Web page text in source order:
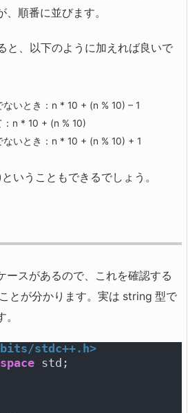
順番に並びます。
と、以下のように加えれば良いで
いとき：n * 10 + (n % 10) – 1
n * 10 + (n % 10)
いとき：n * 10 + (n % 10) + 1
いうこともできるでしょう。
ースがあるので、これを確認する
とが分かります。実は string 型で
stdc++.h>
std;